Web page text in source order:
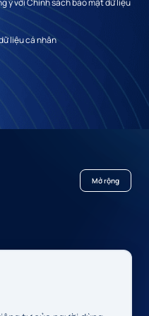
liệu cá nhân
Mở rộng